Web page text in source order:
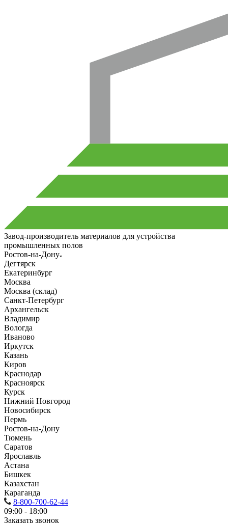
Завод-производитель материалов для устройства
промышленных полов
Ростов-на-Дону
Дегтярск
Екатеринбург
Москва
Москва (склад)
Санкт-Петербург
Архангельск
Владимир
Вологда
Иваново
Иркутск
Казань
Киров
Краснодар
Красноярск
Курск
Нижний Новгород
Новосибирск
Пермь
Ростов-на-Дону
Тюмень
Саратов
Ярославль
Астана
Бишкек
Казахстан
Караганда
8-800-700-62-44
09:00 - 18:00
Заказать звонок